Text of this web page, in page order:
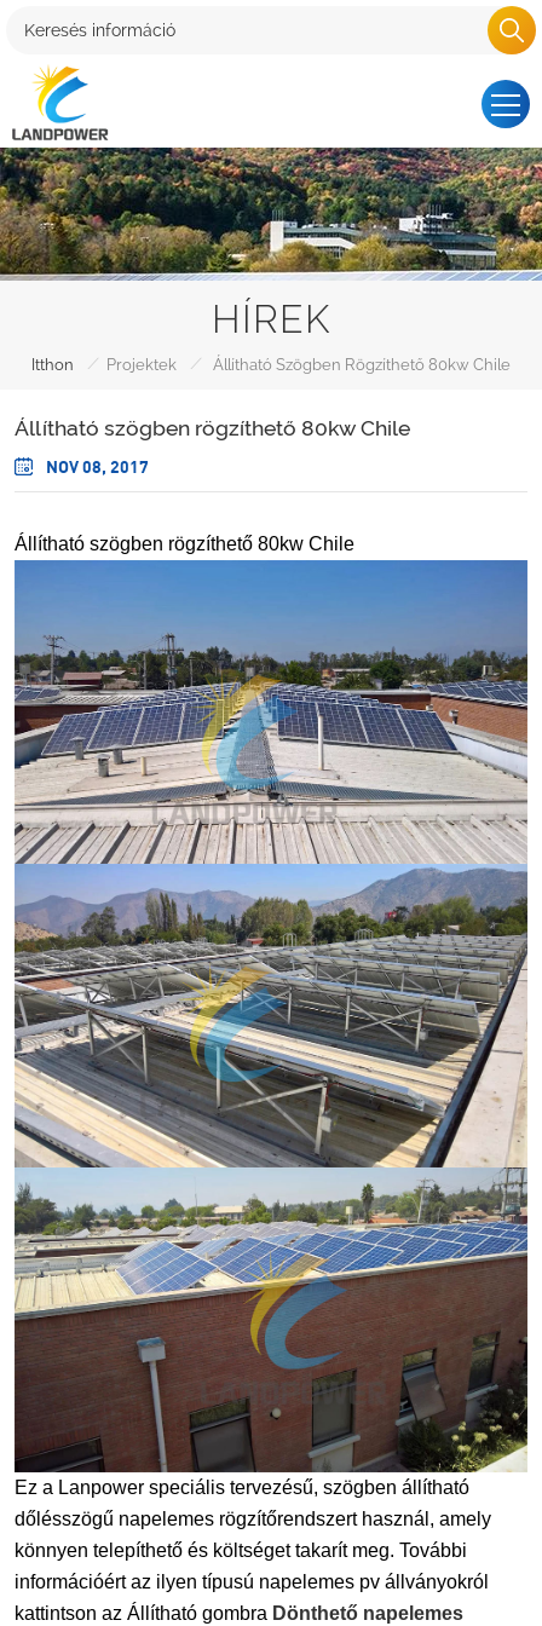
HÍREK
Itthon / Projektek / Állítható Szögben Rögzíthető 80kw Chile
Állítható szögben rögzíthető 80kw Chile
NOV 08, 2017
Állítható szögben rögzíthető 80kw Chile
Ez a Lanpower speciális tervezésű, szögben állítható
dőlésszögű napelemes rögzítőrendszert használ, amely
könnyen telepíthető és költséget takarít meg. További
információért az ilyen típusú napelemes pv állványokról
kattintson az Állítható gombra Dönthető napelemes